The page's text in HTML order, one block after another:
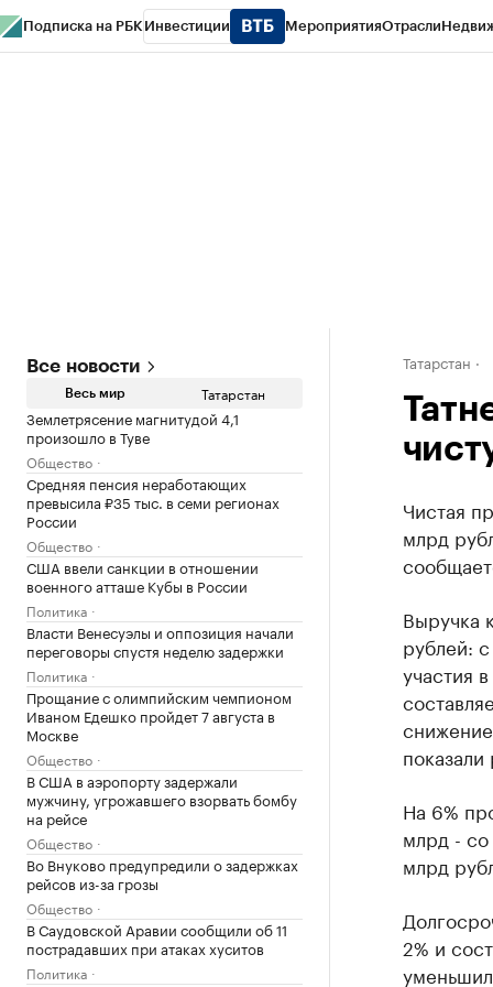
Подписка на РБК Инвестиции МероприятияОтрасли
Все новости
Весь мир Татарстан
Землетрясение магнитудой 4,1
произошло в Туве
Общество
Средняя пенсия неработающих
превысила ₽35 тыс. в семи регионах
России
Общество
США ввели санкции в отношении
военного атташе Кубы в России
Политика
Власти Венесуэлы и оппозиция начали
переговоры спустя неделю задержки
Политика
Прощание с олимпийским чемпионом
Иваном Едешко пройдет 7 августа в
Москве
Общество
В США в аэропорту задержали
мужчину, угрожавшего взорвать бомбу
на рейсе
Общество
Во Внуково предупредили о задержках
рейсов из-за грозы
Общество
В Саудовской Аравии сообщили об 11
пострадавших при атаках хуситов
Политика
Татарстан
Чистая
млрд
Выручка
рублей:
участия
показали
На 6%
млрд - со
млрд
2% и